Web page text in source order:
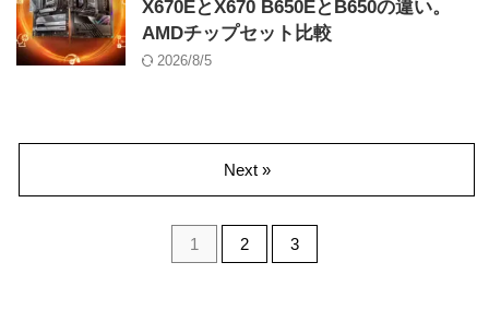
X670EとX670 B650EとB650の違い。
AMDチップセット比較
2026/8/5
1 2 3
Next »